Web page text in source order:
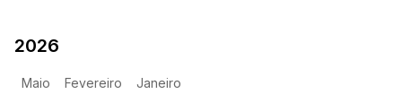
2026
Maio Fevereiro Janeiro